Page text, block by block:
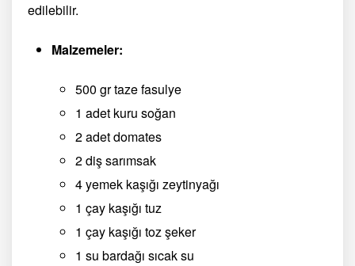
edilebilir.
Malzemeler:
500 gr taze fasulye
1 adet kuru soğan
2 adet domates
2 diş sarımsak
4 yemek kaşığı zeytinyağı
1 çay kaşığı tuz
1 çay kaşığı toz şeker
1 su bardağı sıcak su